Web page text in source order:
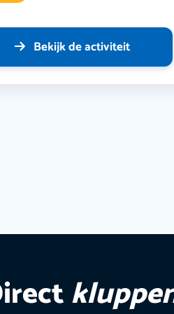
Bekijk de activiteit